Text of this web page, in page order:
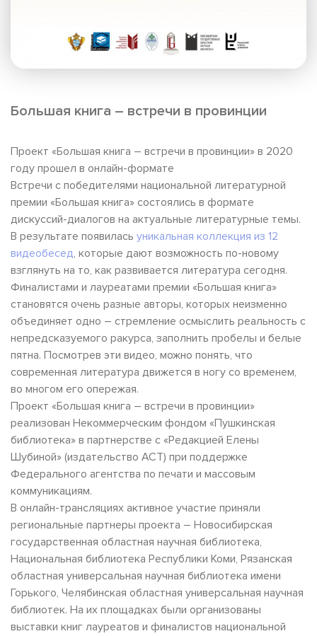
Большая книга – встречи в провинции
Проект «Большая книга – встречи в провинции» в 2020
году прошел в онлайн-формате
Встречи с победителями национальной литературной
премии «Большая книга» состоялись в формате
дискуссий-диалогов на актуальные литературные темы.
В результате появилась уникальная коллекция из 12
видеобесед, которые дают возможность по-новому
взглянуть на то, как развивается литература сегодня.
Финалистами и лауреатами премии «Большая книга»
становятся очень разные авторы, которых неизменно
объединяет одно – стремление осмыслить реальность с
непредсказуемого ракурса, заполнить пробелы и белые
пятна. Посмотрев эти видео, можно понять, что
современная литература движется в ногу со временем,
во многом его опережая.
Проект «Большая книга – встречи в провинции»
реализован Некоммерческим фондом «Пушкинская
библиотека» в партнерстве с «Редакцией Елены
Шубиной» (издательство АСТ) при поддержке
Федерального агентства по печати и массовым
коммуникациям.
В онлайн-трансляциях активное участие приняли
региональные партнеры проекта – Новосибирская
государственная областная научная библиотека,
Национальная библиотека Республики Коми, Рязанская
областная универсальная научная библиотека имени
Горького, Челябинская областная универсальная научная
библиотек. На их площадках были организованы
выставки книг лауреатов и финалистов национальной